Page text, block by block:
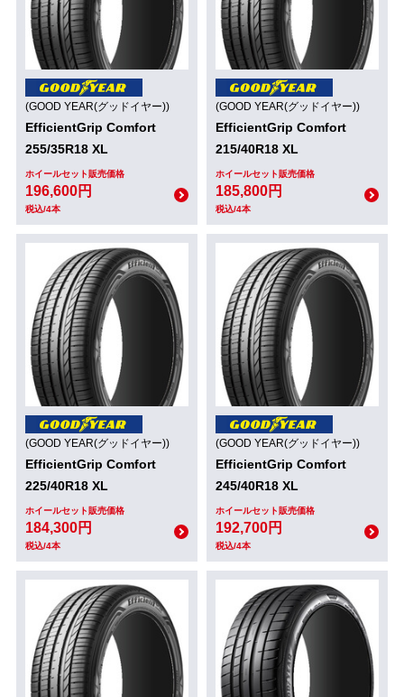
(GOOD YEAR(グッドイヤー))
EfficientGrip Comfort
255/35R18 XL
ホイールセット販売価格
196,600円
税込/4本
(GOOD YEAR(グッドイヤー))
EfficientGrip Comfort
215/40R18 XL
ホイールセット販売価格
185,800円
税込/4本
(GOOD YEAR(グッドイヤー))
EfficientGrip Comfort
225/40R18 XL
ホイールセット販売価格
184,300円
税込/4本
(GOOD YEAR(グッドイヤー))
EfficientGrip Comfort
245/40R18 XL
ホイールセット販売価格
192,700円
税込/4本